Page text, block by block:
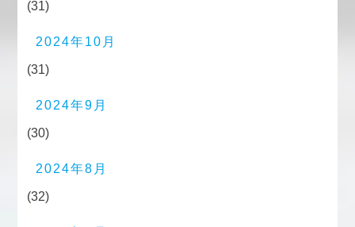
(31)
2024年10月
(31)
2024年9月
(30)
2024年8月
(32)